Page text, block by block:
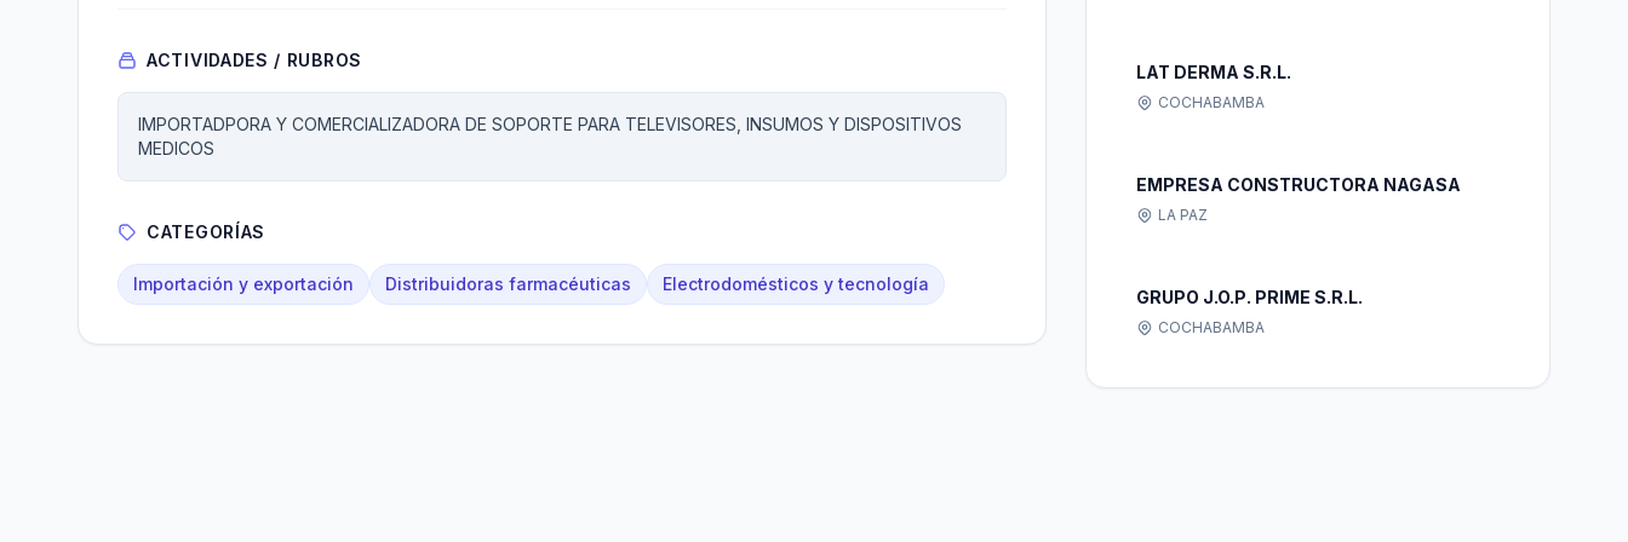
ACTIVIDADES / RUBROS
IMPORTADPORA Y COMERCIALIZADORA DE SOPORTE PARA TELEVISORES, INSUMOS Y DISPOSITIVOS
MEDICOS
CATEGORÍAS
Importación y exportación Distribuidoras farmacéuticas Electrodomésticos y tecnología
LAT DERMA S.R.L.
COCHABAMBA
EMPRESA CONSTRUCTORA NAGASA
LA PAZ
GRUPO J.O.P. PRIME S.R.L.
COCHABAMBA